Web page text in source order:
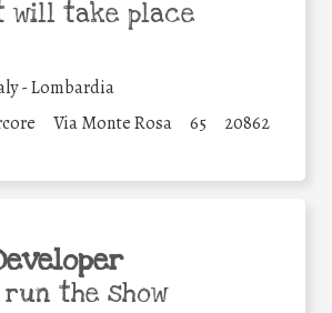
will take place
- Lombardia
Via Monte Rosa 65 20862
run the show